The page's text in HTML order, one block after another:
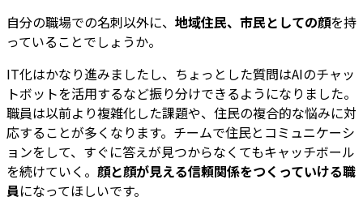
自分の職場での名刺以外に、 地域住民、市民としての顔を持
っていることでしょうか。
IT化はかなり進みましたし、ちょっとした質問はAIのチャッ
トボットを活用するなど振り分けできるようになりました。
職員は以前より複雑化した課題や、住民の複合的な悩みに対
応することが多くなります。チームで住民とコミュニケーシ
ョンをして、すぐに答えが見つからなくてもキャッチボール
を続けていく。 顔と顔が見える信頼関係をつくっていける職
員になってほしいです。